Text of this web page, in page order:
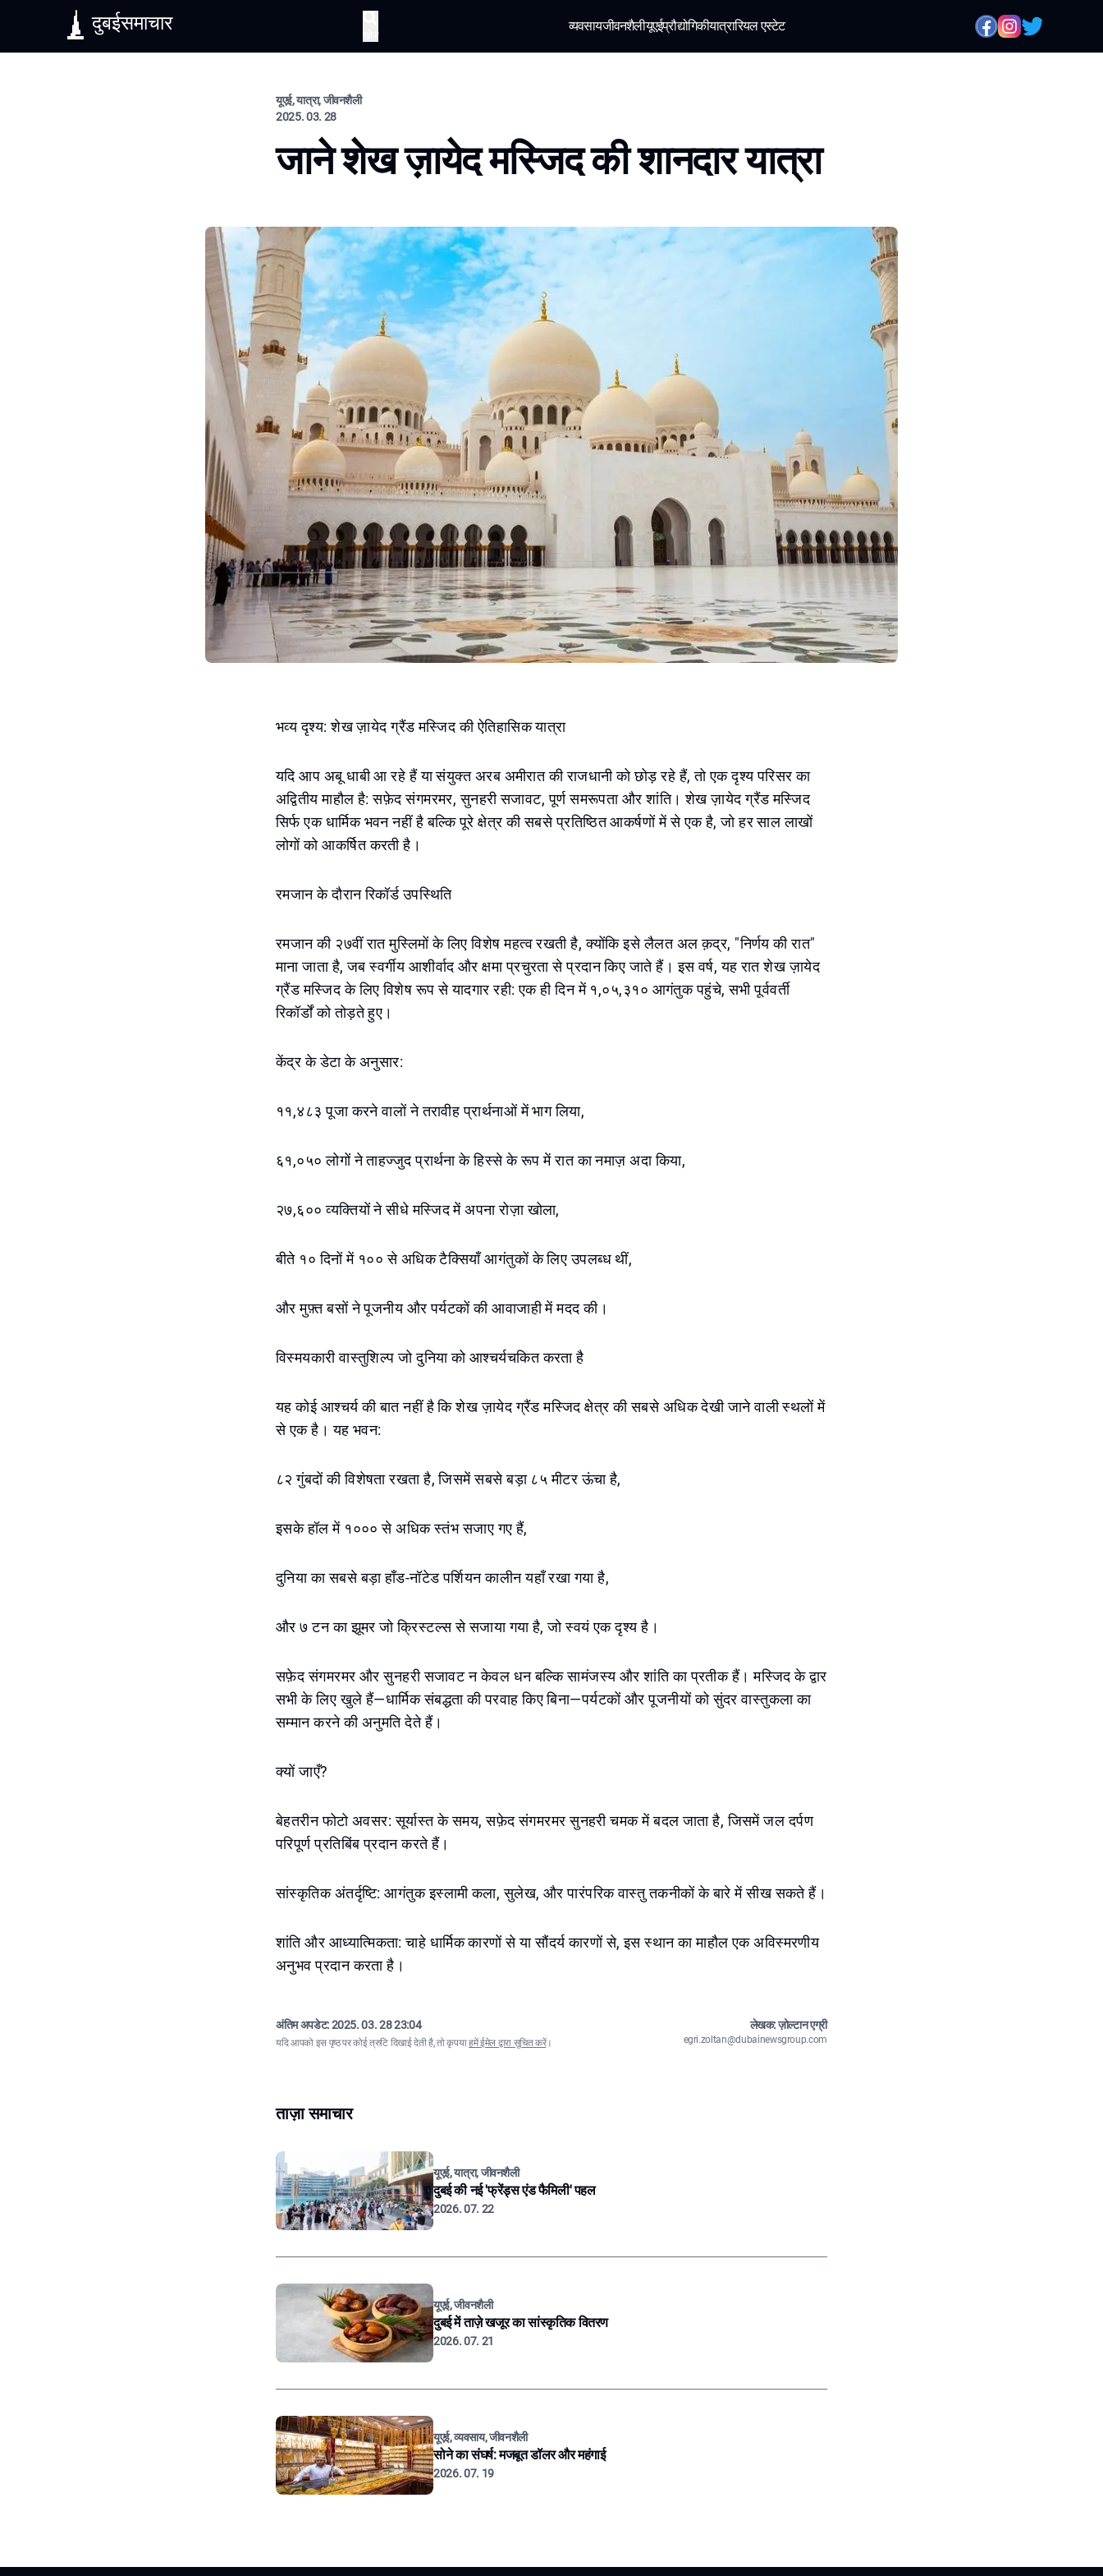
दुबईसमाचार व्यवसायजीवनशैलीयूएईप्रौद्योगिकीयात्रारियल एस्टेट
यूएई, यात्रा, जीवनशैली
2025. 03. 28
जाने शेख ज़ायेद मस्जिद की शानदार यात्रा
भव्य दृश्य: शेख ज़ायेद ग्रैंड मस्जिद की ऐतिहासिक यात्रा
यदि आप अबू धाबी आ रहे हैं या संयुक्त अरब अमीरात की राजधानी को छोड़ रहे हैं, तो एक दृश्य परिसर का
अद्वितीय माहौल है: सफ़ेद संगमरमर, सुनहरी सजावट, पूर्ण समरूपता और शांति। शेख ज़ायेद ग्रैंड मस्जिद
सिर्फ एक धार्मिक भवन नहीं है बल्कि पूरे क्षेत्र की सबसे प्रतिष्ठित आकर्षणों में से एक है, जो हर साल लाखों
लोगों को आकर्षित करती है।
रमजान के दौरान रिकॉर्ड उपस्थिति
रमजान की २७वीं रात मुस्लिमों के लिए विशेष महत्व रखती है, क्योंकि इसे लैलत अल क़द्र, "निर्णय की रात"
माना जाता है, जब स्वर्गीय आशीर्वाद और क्षमा प्रचुरता से प्रदान किए जाते हैं। इस वर्ष, यह रात शेख ज़ायेद
ग्रैंड मस्जिद के लिए विशेष रूप से यादगार रही: एक ही दिन में १,०५,३१० आगंतुक पहुंचे, सभी पूर्ववर्ती
रिकॉर्डों को तोड़ते हुए।
केंद्र के डेटा के अनुसार:
११,४८३ पूजा करने वालों ने तरावीह प्रार्थनाओं में भाग लिया,
६१,०५० लोगों ने ताहज्जुद प्रार्थना के हिस्से के रूप में रात का नमाज़ अदा किया,
२७,६०० व्यक्तियों ने सीधे मस्जिद में अपना रोज़ा खोला,
बीते १० दिनों में १०० से अधिक टैक्सियाँ आगंतुकों के लिए उपलब्ध थीं,
और मुफ़्त बसों ने पूजनीय और पर्यटकों की आवाजाही में मदद की।
विस्मयकारी वास्तुशिल्प जो दुनिया को आश्चर्यचकित करता है
यह कोई आश्चर्य की बात नहीं है कि शेख ज़ायेद ग्रैंड मस्जिद क्षेत्र की सबसे अधिक देखी जाने वाली स्थलों में
से एक है। यह भवन:
८२ गुंबदों की विशेषता रखता है, जिसमें सबसे बड़ा ८५ मीटर ऊंचा है,
इसके हॉल में १००० से अधिक स्तंभ सजाए गए हैं,
दुनिया का सबसे बड़ा हाँड-नॉटेड पर्शियन कालीन यहाँ रखा गया है,
और ७ टन का झूमर जो क्रिस्टल्स से सजाया गया है, जो स्वयं एक दृश्य है।
सफ़ेद संगमरमर और सुनहरी सजावट न केवल धन बल्कि सामंजस्य और शांति का प्रतीक हैं। मस्जिद के द्वार
सभी के लिए खुले हैं—धार्मिक संबद्धता की परवाह किए बिना—पर्यटकों और पूजनीयों को सुंदर वास्तुकला का
सम्मान करने की अनुमति देते हैं।
क्यों जाएँ?
बेहतरीन फोटो अवसर: सूर्यास्त के समय, सफ़ेद संगमरमर सुनहरी चमक में बदल जाता है, जिसमें जल दर्पण
परिपूर्ण प्रतिबिंब प्रदान करते हैं।
सांस्कृतिक अंतर्दृष्टि: आगंतुक इस्लामी कला, सुलेख, और पारंपरिक वास्तु तकनीकों के बारे में सीख सकते हैं।
शांति और आध्यात्मिकता: चाहे धार्मिक कारणों से या सौंदर्य कारणों से, इस स्थान का माहौल एक अविस्मरणीय
अनुभव प्रदान करता है।
अंतिम अपडेट:2025. 03. 28 23:04
यदि आपको इस पृष्ठ पर कोई त्रुटि दिखाई देती है, तो कृपयाहमें ईमेल द्वारा सूचित करें।
लेखक: ज़ोल्टान एग्री
egri.zoltan@dubainewsgroup.com
ताज़ा समाचार
यूएई, यात्रा, जीवनशैली
दुबई की नई 'फ्रेंड्स एंड फैमिली' पहल
2026. 07. 22
यूएई, जीवनशैली
दुबई में ताज़े खजूर का सांस्कृतिक वितरण
2026. 07. 21
यूएई, व्यवसाय, जीवनशैली
सोने का संघर्ष: मजबूत डॉलर और महंगाई
2026. 07. 19